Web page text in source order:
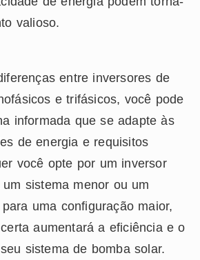
valioso.
entre inversores de
e trifásicos, você pode
informada que se adapte às
de energia e requisitos
você opte por um inversor
sistema menor ou um
uma configuração maior,
aumentará a eficiência e o
sistema de bomba solar.